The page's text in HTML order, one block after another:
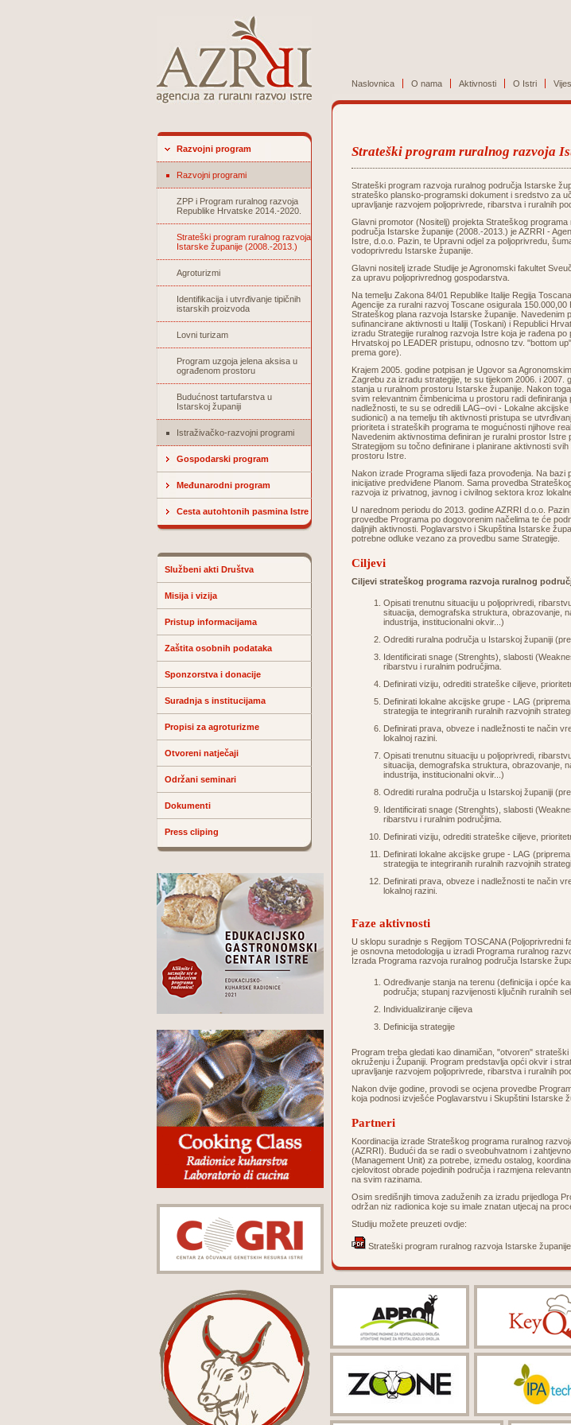
Naslovnica O nama Aktivnosti O Istri
Razvojni program
Razvojni programi
ZPP i Program ruralnog razvoja
Republike Hrvatske 2014.-2020.
Strateški program ruralnog razvoja
Istarske županije (2008.-2013.)
Agroturizmi
Identifikacija i utvrđivanje tipičnih
istarskih proizvoda
Lovni turizam
Program uzgoja jelena aksisa u
ograđenom prostoru
Budućnost tartufarstva u
Istarskoj županiji
Istraživačko-razvojni programi
Gospodarski program
Međunarodni program
Cesta autohtonih pasmina Istre
Službeni akti Društva
Misija i vizija
Pristup informacijama
Zaštita osobnih podataka
Sponzorstva i donacije
Suradnja s institucijama
Propisi za agroturizme
Otvoreni natječaji
Održani seminari
Dokumenti
Press cliping
Strateški program ruralnog razvoja
Strateški program razvoja ruralnog područja Istarske
strateško plansko-programski dokument i sredstvo za
upravljanje razvojem poljoprivrede, ribarstva i ruralnih
Glavni promotor (Nositelj) projekta Strateškog programa
područja Istarske županije (2008.-2013.) je AZRRI -
Istre, d.o.o. Pazin, te Upravni odjel za poljoprivredu,
vodoprivredu Istarske županije.
Glavni nositelj izrade Studije je Agronomski fakultet
za upravu poljoprivrednog gospodarstva.
Na temelju Zakona 84/01 Republike Italije Regija
Agencije za ruralni razvoj Toscane osigurala 150.000,00
Strateškog plana razvoja Istarske županije. Navedenim
sufinancirane aktivnosti u Italiji (Toskani) i Republici
izradu Strategije ruralnog razvoja Istre koja je rađena po
Hrvatskoj po LEADER pristupu, odnosno tzv. "bottom
prema gore).
Krajem 2005. godine potpisan je Ugovor sa
Zagrebu za izradu strategije, te su tijekom 2006. i 2007.
stanja u ruralnom prostoru Istarske županije. Nakon
svim relevantnim čimbenicima u prostoru radi definiranja
nadležnosti, te su se odredili LAG–ovi - Lokalne
sudionici) a na temelju tih aktivnosti pristupa se
prioriteta i strateških programa te mogućnosti njihove
Navedenim aktivnostima definiran je ruralni prostor Istre
Strategijom su točno definirane i planirane aktivnosti
prostoru Istre.
Nakon izrade Programa slijedi faza provođenja. Na
inicijative predviđene Planom. Sama provedba
razvoja iz privatnog, javnog i civilnog sektora kroz
U narednom periodu do 2013. godine AZRRI d.o.o.
provedbe Programa po dogovorenim načelima te će
daljnjih aktivnosti. Poglavarstvo i Skupština Istarske
potrebne odluke vezano za provedbu same Strategije.
Ciljevi
Ciljevi strateškog programa razvoja ruralnog
Opisati trenutnu situaciju u poljoprivredi,
situacija, demografska struktura, obrazovanje,
industrija, institucionalni okvir...)
Odrediti ruralna područja u Istarskoj županiji
Identificirati snage (Strenghts), slabosti
ribarstvu i ruralnim područjima.
Definirati viziju, odrediti strateške ciljeve,
Definirati lokalne akcijske grupe - LAG
strategija te integriranih ruralnih razvojnih
Definirati prava, obveze i nadležnosti te način
lokalnoj razini.
Opisati trenutnu situaciju u poljoprivredi,
situacija, demografska struktura, obrazovanje,
industrija, institucionalni okvir...)
Odrediti ruralna područja u Istarskoj županiji
Identificirati snage (Strenghts), slabosti
ribarstvu i ruralnim područjima.
Definirati viziju, odrediti strateške ciljeve,
Definirati lokalne akcijske grupe - LAG
strategija te integriranih ruralnih razvojnih
Definirati prava, obveze i nadležnosti te način
lokalnoj razini.
Faze aktivnosti
U sklopu suradnje s Regijom TOSCANA (Poljoprivredni
je osnovna metodologija u izradi Programa ruralnog
Izrada Programa razvoja ruralnog područja Istarske
Određivanje stanja na terenu (definicija i opće
područja; stupanj razvijenosti ključnih ruralnih
Individualiziranje ciljeva
Definicija strategije
Program treba gledati kao dinamičan, "otvoren"
okruženju i Županiji. Program predstavlja opći okvir i
upravljanje razvojem poljoprivrede, ribarstva i ruralnih
Nakon dvije godine, provodi se ocjena provedbe
koja podnosi izvješće Poglavarstvu i Skupštini Istarske
Partneri
Koordinacija izrade Strateškog programa ruralnog
(AZRRI). Budući da se radi o sveobuhvatnom i
(Management Unit) za potrebe, između ostalog,
cjelovitost obrade pojedinih područja i razmjena
na svim razinama.
Osim središnjih timova zaduženih za izradu prijedloga
održan niz radionica koje su imale znatan utjecaj na
Studiju možete preuzeti ovdje:
Strateški program ruralnog razvoja Istarske